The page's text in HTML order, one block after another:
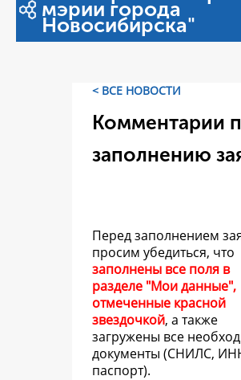
мэрии города
Новосибирска"
< ВСЕ НОВОСТИ
Комментарии
заполнению
Перед заполнением
просим убедиться, что
заполнены все поля в
разделе "Мои данные",
отмеченные красной
звездочкой, а также
загружены все
документы (СНИЛС,
паспорт).